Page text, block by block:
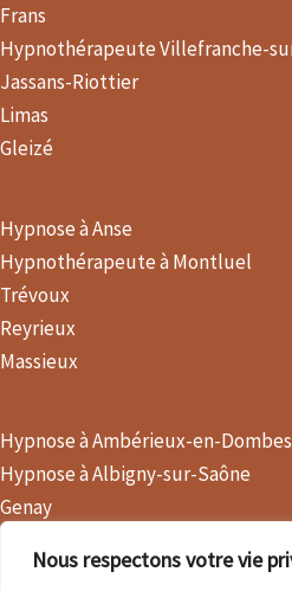
Nous respectons votre vie
Frans
Hypnothérapeute Villefranche-
Jassans-Riottier
Limas
Gleizé
Hypnose à Anse
Hypnothérapeute à Montluel
Trévoux
Reyrieux
Massieux
Hypnose à Ambérieux-en-Dombes
Hypnose à Albigny-sur-Saône
Genay
Montmerle-sur-Saône